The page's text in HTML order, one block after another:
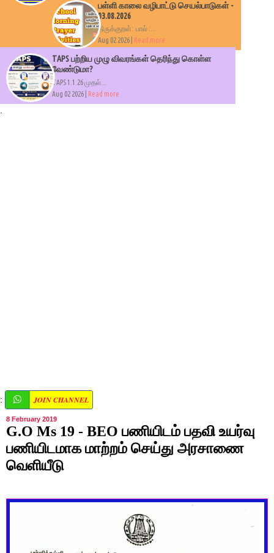
பள்ளி காலை வழிபாட்டு செயல்பாடுகள் -
03.08.2026
திருக்குறள்: பால் :...
Aug 02 2026 |
Read more
TAPS பற்றிய முழு விவரங்கள் தெரிந்து கொள்ள
வேண்டுமா?
TAPS 1.1.26 முதல்...
Aug 02 2026 |
Read more
: JOIN CHANNEL
8 February 2019
G.O Ms 19 - BEO பணியிடம் பதவி உயர்வு
பணியிடமாக மாற்றம் செய்து அரசாணை
வெளியீடு